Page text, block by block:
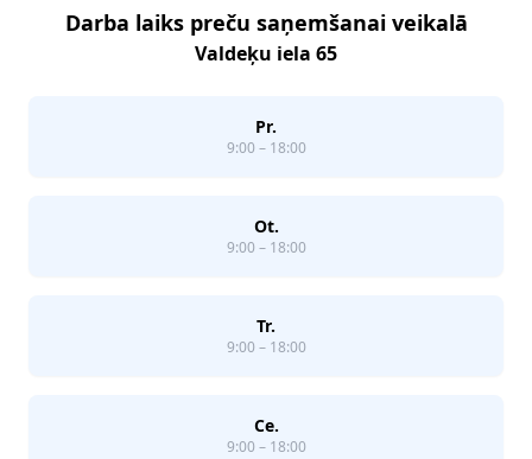
Darba laiks preču saņemšanai veikalā
Valdeķu iela 65
Pr.
9:00 – 18:00
Ot.
9:00 – 18:00
Tr.
9:00 – 18:00
Ce.
9:00 – 18:00